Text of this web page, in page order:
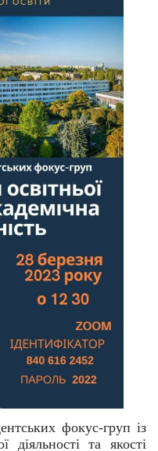
фокус-груп із
діяльності та якості